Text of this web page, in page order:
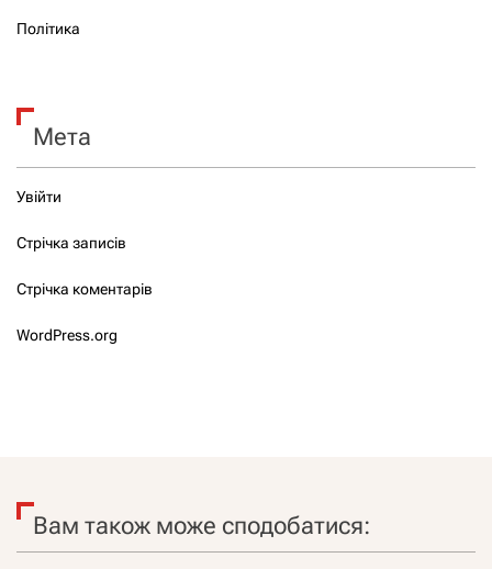
Політика
Мета
Увійти
Стрічка записів
Стрічка коментарів
WordPress.org
Вам також може сподобатися: